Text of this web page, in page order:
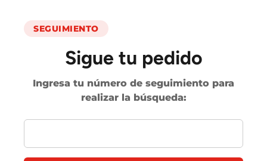
SEGUIMIENTO
Sigue tu pedido
Ingresa tu número de seguimiento para
realizar la búsqueda: